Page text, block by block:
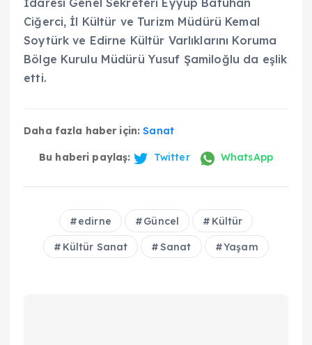
İdaresi Genel Sekreteri Eyyüp Batuhan
Ciğerci, İl Kültür ve Turizm Müdürü Kemal
Soytürk ve Edirne Kültür Varlıklarını Koruma
Bölge Kurulu Müdürü Yusuf Şamiloğlu da eşlik
etti.
Daha fazla haber için: Sanat
Bu haberi paylaş: Twitter WhatsApp
edirne Güncel Kültür
Kültür Sanat Sanat Yaşam